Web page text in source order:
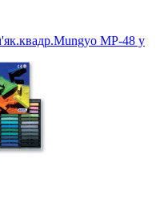
MP-48 у